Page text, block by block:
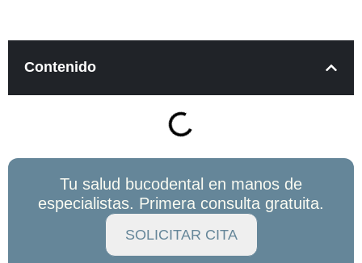
Contenido
Tu salud bucodental en manos de
especialistas. Primera consulta gratuita.
SOLICITAR CITA